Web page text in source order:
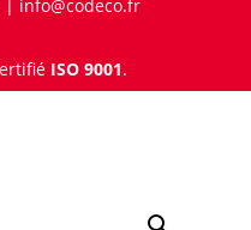
| info@codeco.fr
ISO 9001.